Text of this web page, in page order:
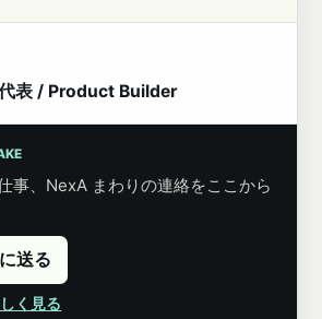
表 / Product Builder
事、NexA まわりの連絡をここから
送る
く見る